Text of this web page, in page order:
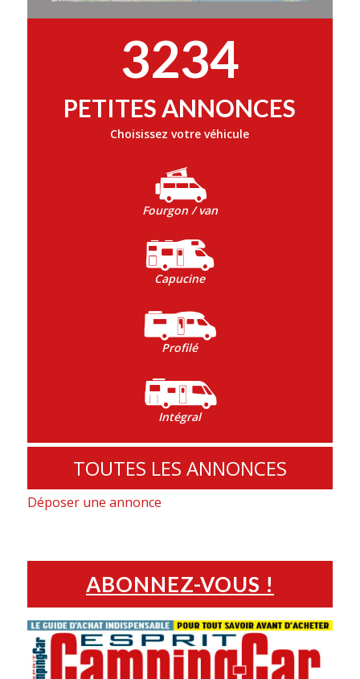
3234
PETITES ANNONCES
Choisissez votre véhicule
Fourgon / van
Capucine
Profilé
Intégral
TOUTES LES ANNONCES
Déposer une annonce
ABONNEZ-VOUS !